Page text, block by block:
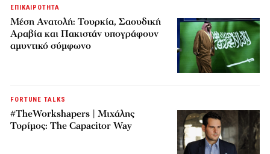
ΕΠΙΚΑΙΡΟΤΗΤΑ
Μέση Ανατολή: Τουρκία, Σαουδική
Αραβία και Πακιστάν υπογράφουν
αμυντικό σύμφωνο
FORTUNE TALKS
#TheWorkshapers | Μιχάλης
Τυρίμος: The Capacitor Way